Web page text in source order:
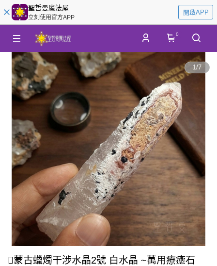
聖哲曼魔法屋
立刻使用官方APP
開啟APP
0
1/7
🪾蒙古蠟燭干涉水晶2號 白水晶 ~萬用療癒石